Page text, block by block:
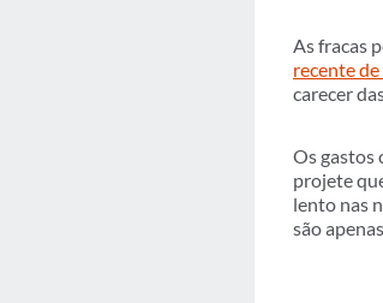
As fracas
recente
carecer
Os gastos
projete
lento nas
são